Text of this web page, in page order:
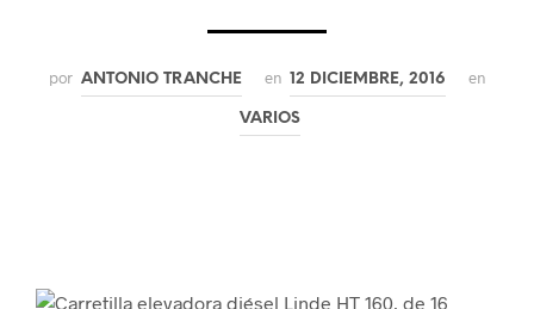
por ANTONIO TRANCHE en 12 DICIEMBRE, 2016 en
VARIOS